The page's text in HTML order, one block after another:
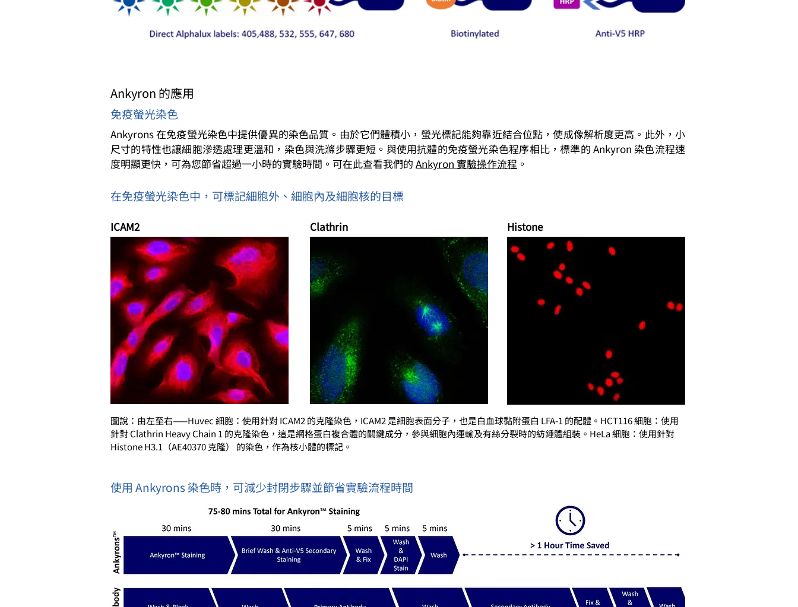
Ankyron 的應用
免疫螢光染色
Ankyrons 在免疫螢光染色中提供優異的染色品質。由於它們體積小，螢光標記能夠靠近結合位點，使成像解析度更高。此外，小
尺寸的特性也讓細胞滲透處理更溫和，染色與洗滌步驟更短。與使用抗體的免疫螢光染色程序相比，標準的 Ankyron 染色流程速
度明顯更快，可為您節省超過一小時的實驗時間。可在此查看我們的 Ankyron 實驗操作流程 。
在免疫螢光染色中，可標記細胞外、細胞內及細胞核的目標
ICAM2 Clathrin Histone
圖說：由左至右——Huvec 細胞：使用針對 ICAM2 的克隆染色，ICAM2 是細胞表面分子，也是白血球黏附蛋白 LFA-1 的配體。HCT116 細胞：使用
針對 Clathrin Heavy Chain 1 的克隆染色，這是網格蛋白複合體的關鍵成分，參與細胞內運輸及有絲分裂時的紡錘體組裝。HeLa 細胞：使用針對
Histone H3.1（AE40370 克隆） 的染色，作為核小體的標記。
使用 Ankyrons 染色時，可減少封閉步驟並節省實驗流程時間